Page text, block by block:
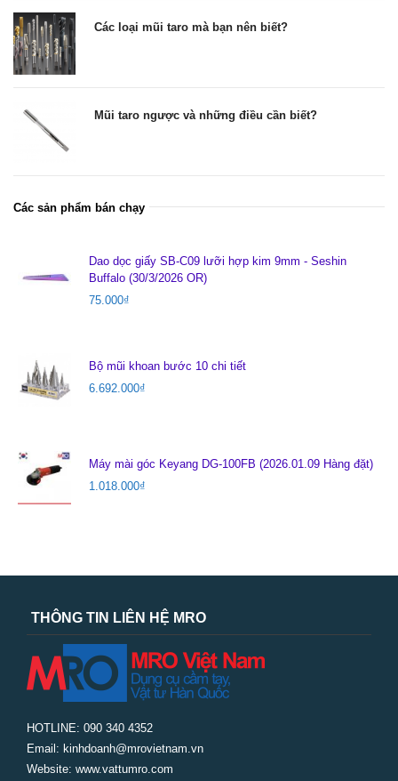
Các loại mũi taro mà bạn nên biết?
Mũi taro ngược và những điều cần biết?
Các sản phẩm bán chạy
Dao dọc giấy SB-C09 lưỡi hợp kim 9mm - Seshin
Buffalo (30/3/2026 OR)
75.000₫
Bộ mũi khoan bước 10 chi tiết
6.692.000₫
Máy mài góc Keyang DG-100FB (2026.01.09 Hàng đặt)
1.018.000₫
THÔNG TIN LIÊN HỆ MRO
HOTLINE: 090 340 4352
Email: kinhdoanh@mrovietnam.vn
Website: www.vattumro.com